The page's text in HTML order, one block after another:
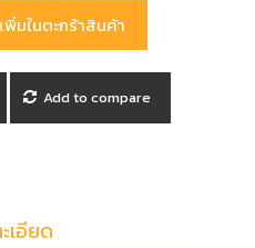
Add to compare
เอียด